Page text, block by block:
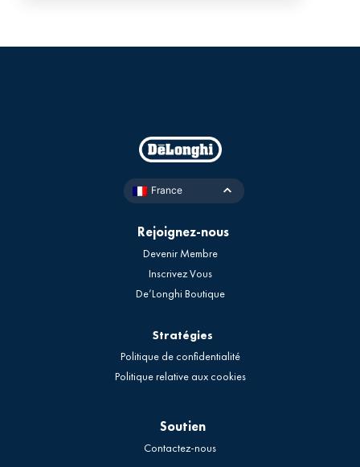
France
Rejoignez-nous
Devenir Membre
Inscrivez Vous
De’Longhi Boutique
Stratégies
Politique de confidentialité
Politique relative aux cookies
Soutien
Contactez-nous